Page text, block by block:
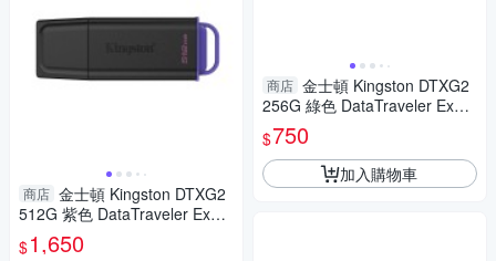
商店 金士頓 Kingston DTXG2
512G 紫色 DataTraveler Exodi
a 隨身碟
$1,650
商店 金士頓 Kingston DTXG2
256G 綠色 DataTraveler Exodi
a 隨身碟
$750
加入購物車